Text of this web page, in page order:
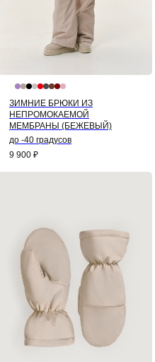
ЗИМНИЕ БРЮКИ ИЗ
НЕПРОМОКАЕМОЙ
МЕМБРАНЫ (БЕЖЕВЫЙ)
до -40 градусов
9 900 ₽